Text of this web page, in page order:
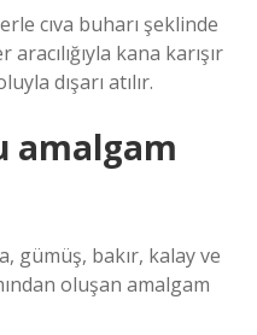
cıva buharı şeklinde
kana karışır
dışarı atılır.
amalgam
gümüş, bakır, kalay ve
oluşan amalgam